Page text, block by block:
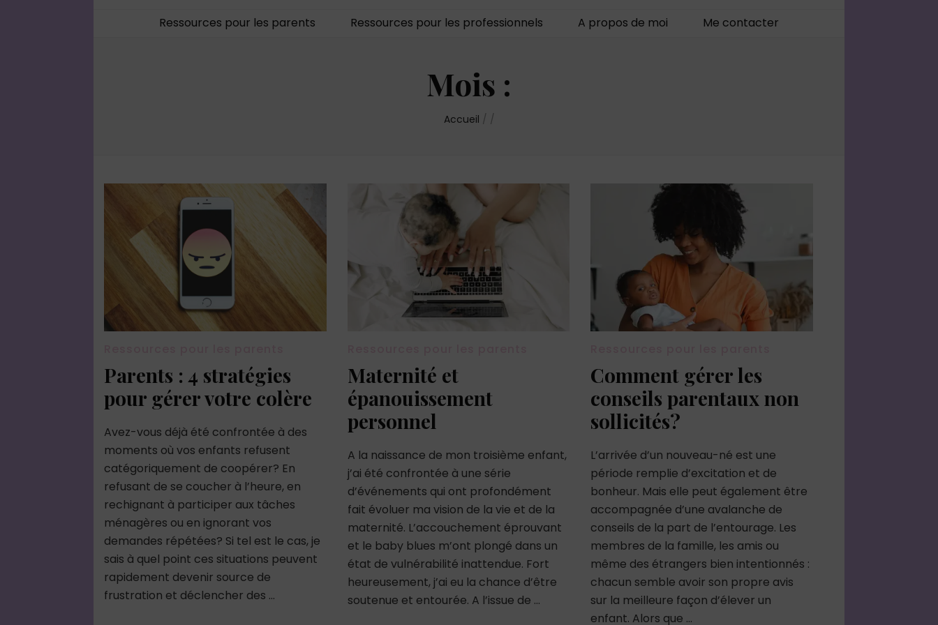
Ressources pour les parents Ressources pour les professionnels A propos de moi Me contacter
Mois :
Accueil / /
Parents : 4 stratégies
pour gérer votre colère
Avez-vous déjà été confrontée à des
moments où vos enfants refusent
catégoriquement de coopérer? En
refusant de se coucher à l’heure, en
rechignant à participer aux tâches
ménagères ou en ignorant vos
demandes répétées? Si tel est le cas, je
sais à quel point ces situations peuvent
rapidement devenir source de
frustration et déclencher des …
Maternité et
épanouissement
personnel
A la naissance de mon troisième enfant,
j’ai été confrontée à une série
d’événements qui ont profondément
fait évoluer ma vision de la vie et de la
maternité. L’accouchement éprouvant
et le baby blues m’ont plongé dans un
état de vulnérabilité inattendue. Fort
heureusement, j’ai eu la chance d’être
soutenue et entourée. A l’issue de …
Comment gérer les
conseils parentaux non
sollicités?
L’arrivée d’un nouveau-né est une
période remplie d’excitation et de
bonheur. Mais elle peut également être
accompagnée d’une avalanche de
conseils de la part de l’entourage. Les
membres de la famille, les amis ou
même des étrangers bien intentionnés :
chacun semble avoir son propre avis
sur la meilleure façon d’élever un
enfant. Alors que …